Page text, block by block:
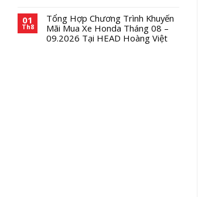
01
Th8
Tổng Hợp Chương Trình Khuyến
Mãi Mua Xe Honda Tháng 08 –
09.2026 Tại HEAD Hoàng Việt